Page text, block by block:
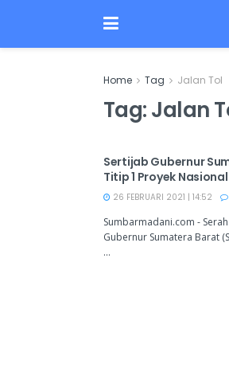
Home Tag Jalan Tol
Tag:Jalan
Sertijab Gubernur
Titip 1 Proyek
26 FEBRUARI 2021 | 14:52
Sumbarmadani.com -
Gubernur Sumatera Barat
...